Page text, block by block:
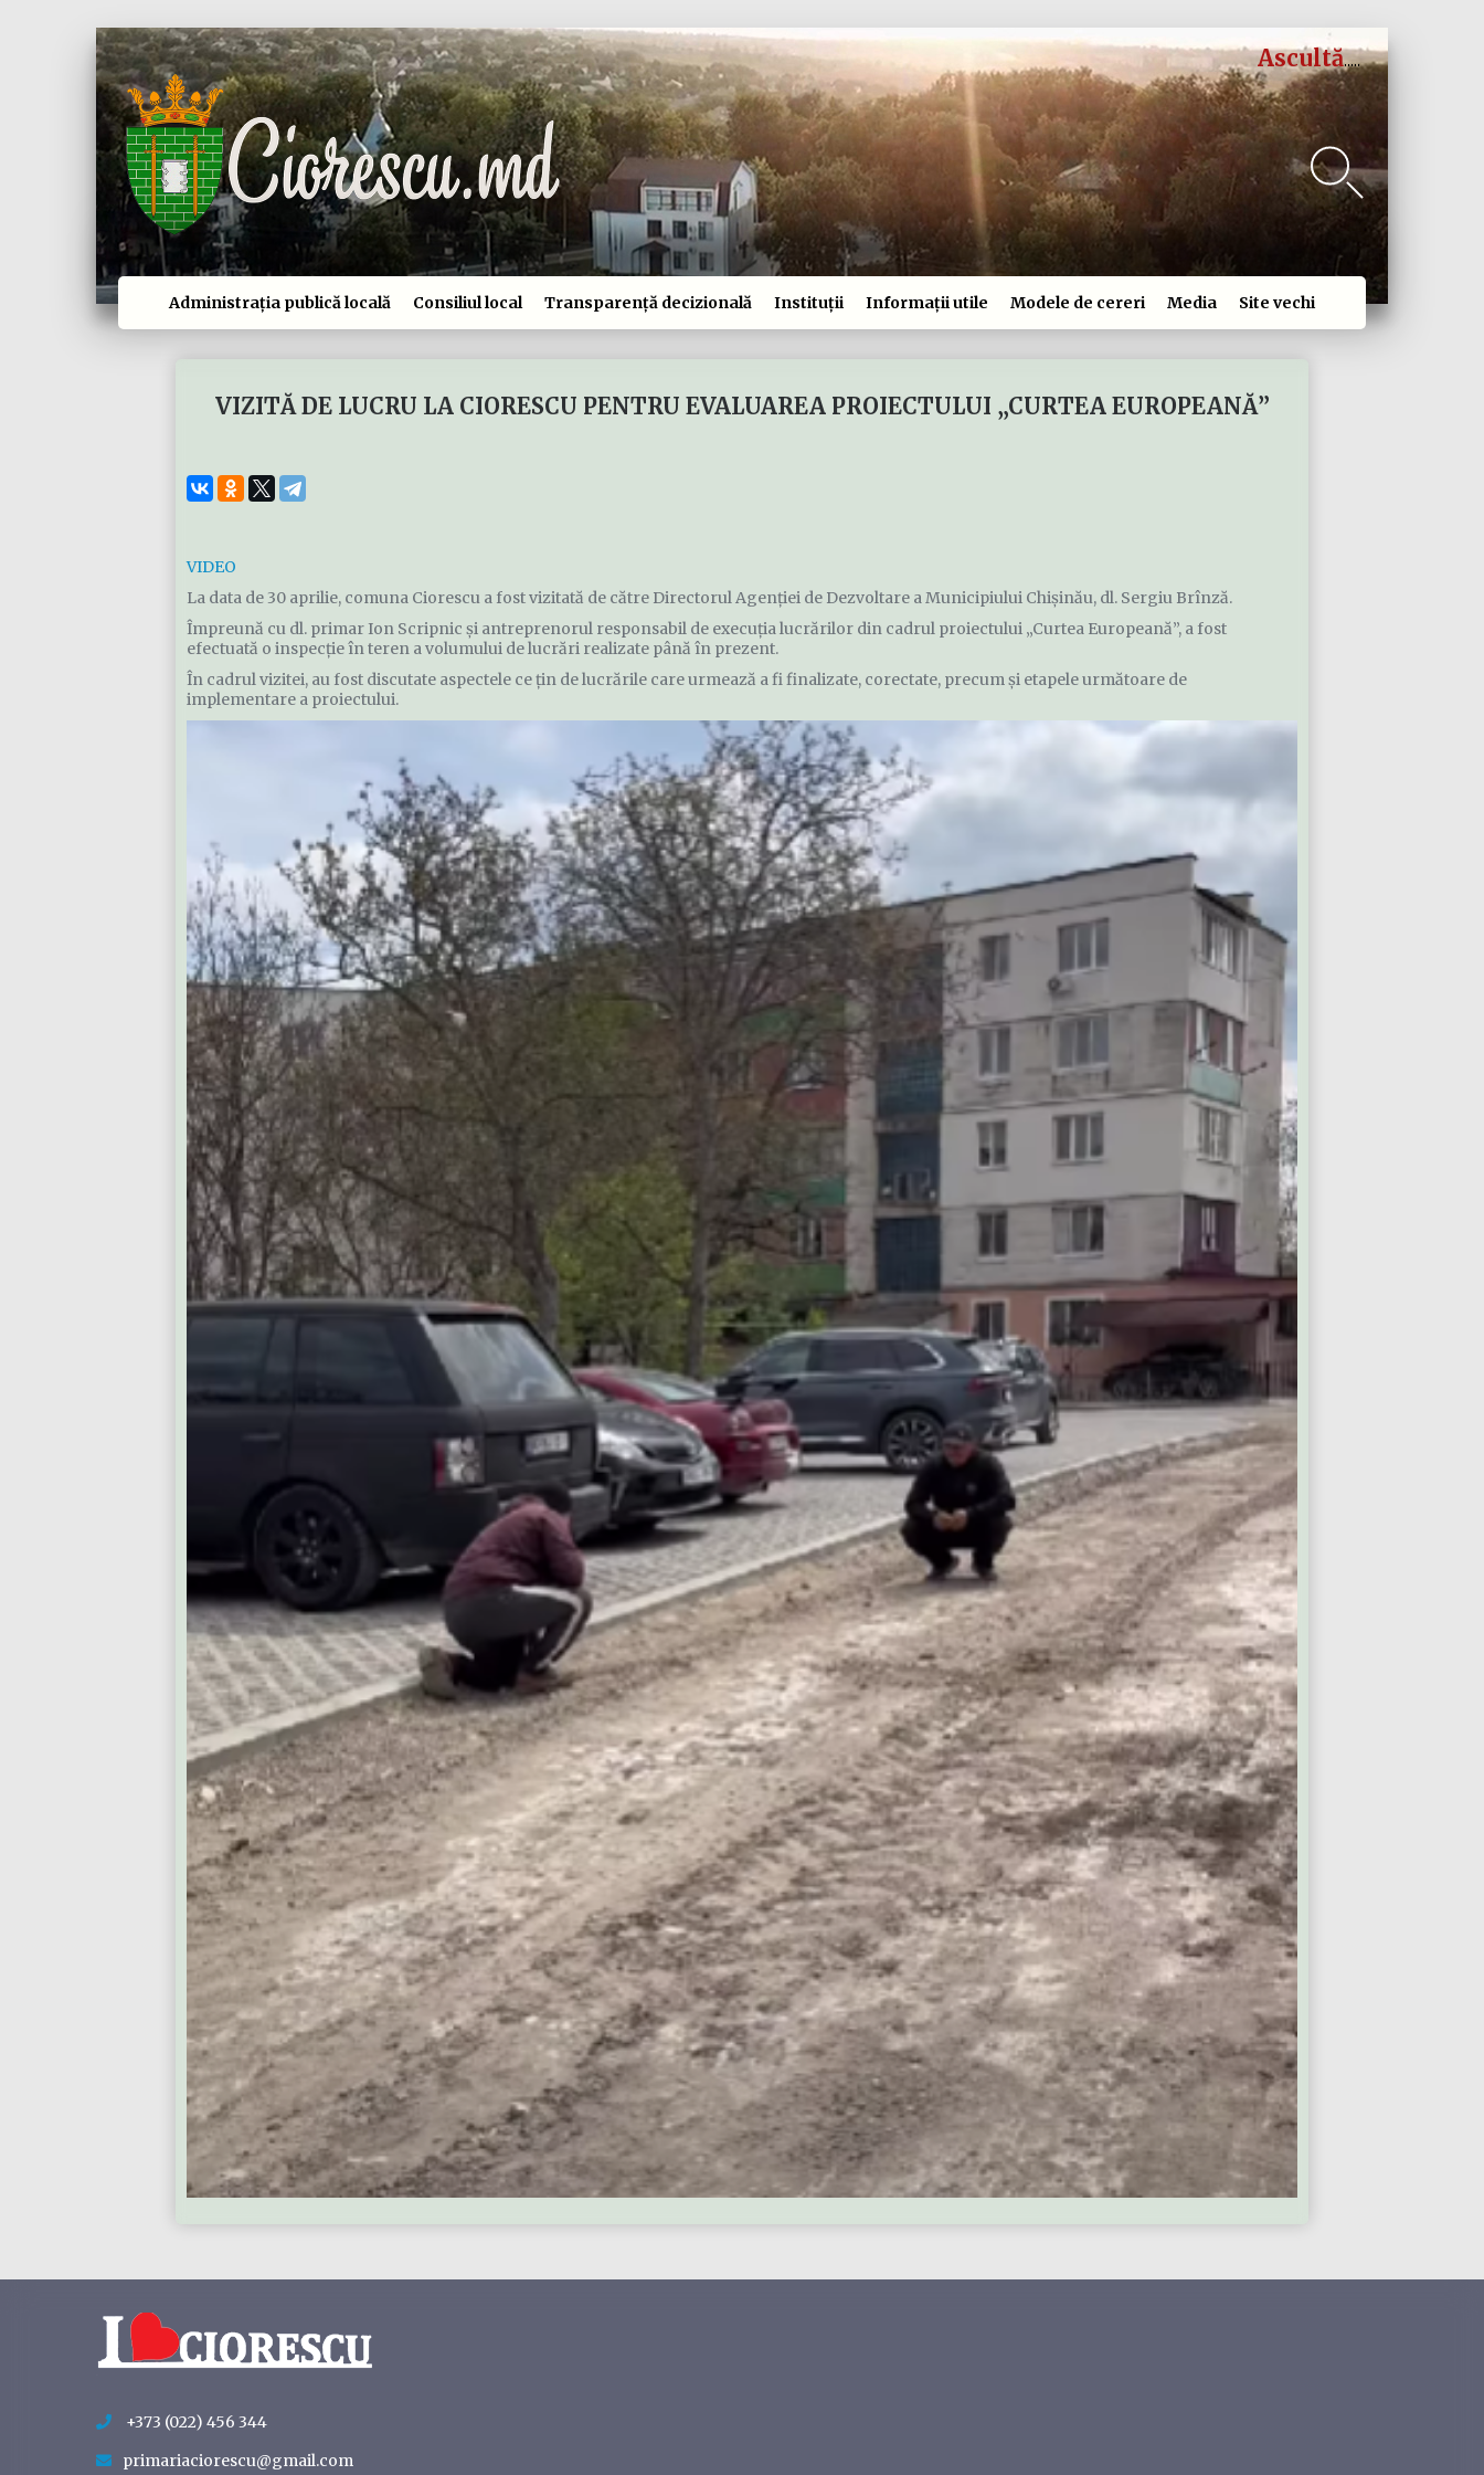
Ascultă
Administrația publică locală Consiliul local Transparență decizională Instituții Informații utile Modele de cereri Media Site vechi
VIZITĂ DE LUCRU LA CIORESCU PENTRU EVALUAREA PROIECTULUI „CURTEA EUROPEANĂ”
VIDEO
La data de 30 aprilie, comuna Ciorescu a fost vizitată de către Directorul Agenției de Dezvoltare a Municipiului Chișinău, dl. Sergiu Brînză.
Împreună cu dl. primar Ion Scripnic și antreprenorul responsabil de execuția lucrărilor din cadrul proiectului „Curtea Europeană”, a fost
efectuată o inspecție în teren a volumului de lucrări realizate până în prezent.
În cadrul vizitei, au fost discutate aspectele ce țin de lucrările care urmează a fi finalizate, corectate, precum și etapele următoare de
implementare a proiectului.
+373 (022) 456 344
primariaciorescu@gmail.com